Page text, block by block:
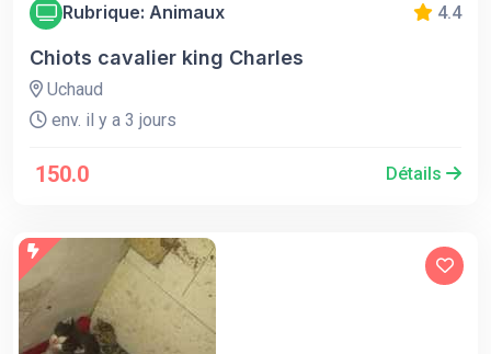
Rubrique: Animaux 4.4
Chiots cavalier king Charles
Uchaud
env. il y a 3 jours
150.0 Détails